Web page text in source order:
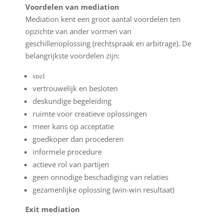
Voordelen van mediation
Mediation kent een groot aantal voordelen ten
opzichte van ander vormen van
geschillenoplossing (rechtspraak en arbitrage). De
belangrijkste voordelen zijn:
snel
vertrouwelijk en besloten
deskundige begeleiding
ruimte voor creatieve oplossingen
meer kans op acceptatie
goedkoper dan procederen
informele procedure
actieve rol van partijen
geen onnodige beschadiging van relaties
gezamenlijke oplossing (win-win resultaat)
Exit mediation